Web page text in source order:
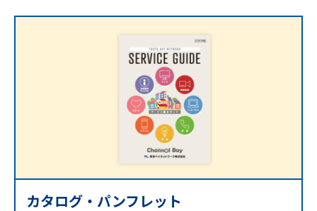
カタログ・パンフレット